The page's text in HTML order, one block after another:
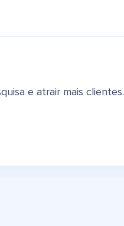
e atrair mais clientes.